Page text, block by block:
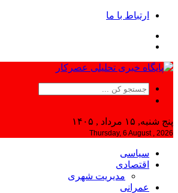
ارتباط با ما
پنج شنبه, ۱۵ مرداد , ۱۴۰۵
Thursday, 6 August , 2026
سیاسی
اقتصادی
مدیریت شهری
عمرانی